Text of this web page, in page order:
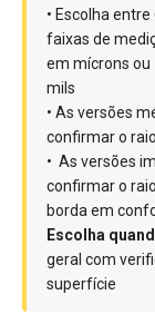
• Escolha entre
faixas de
em mícrons ou
mils
• As versões
confirmar o
• As versões
confirmar o
borda em
‍Escolha
geral com
superfície